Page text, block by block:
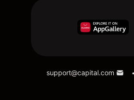
•
support@capital.com